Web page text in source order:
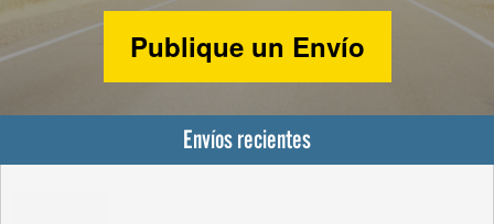
Publique un Envío
Envíos recientes